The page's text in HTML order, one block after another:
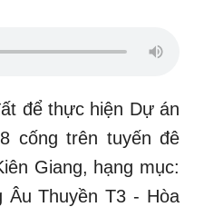
để thực hiện Dự án
cống trên tuyến đê
Giang, hạng mục:
Âu Thuyền T3 - Hòa